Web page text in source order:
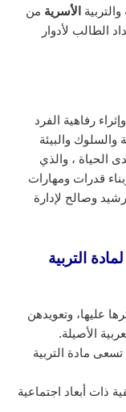
والتربية الأسرية من
الطالب لأدوار
رفاهية الفرد
والسلوك والبيئة
الحياة ، والذي
قدرات ومهارات
وصالح لإدارة
التربية
عليها، وتعويدهن
الأصيلة.
تسعى مادة التربية
ذات أبعاد اجتماعية